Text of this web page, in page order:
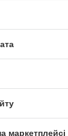
маркетплейсі